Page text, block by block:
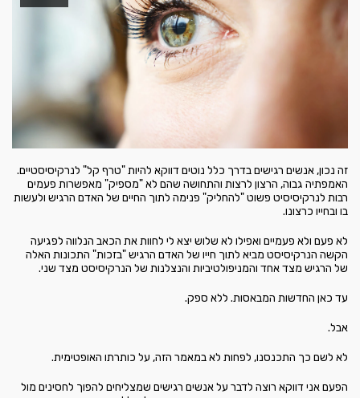
זה נכון, אנשים רגישים בדרך כלל נוטים דווקא להיות "טרף קל" לנרקיסיסטיים.
האמפתיה גבוה, הרצון לרצות והתחושה שהם לא "מספיק" מאפשרות פעמים
רבות לנרקיסיסיט פשוט "להחליק" פנימה לתוך החיים של האדם הרגיש ולעשות
בו ובחייו כרצונו.
לא פעם ולא פעמיים ואפילו לא שלוש יצא לי לחוות את הכאב הנלווה לפגיעה
הקשה הנרקיסיסט מביא לתוך חייו של האדם הרגיש "בזכות" התכונות האלה
של הרגיש מצד אחד והמניפולטיביות והנצלנות של הנרקיסיסט מצד שני.
עד כאן החדשות המבאסות. ללא ספק.
אבל.
לא לשם כך התכנסנו, לפחות לא במאמר הזה, על כותרתו האופטימית.
הפעם אני דווקא רוצה לדבר על אנשים רגישים שמצליחים להפוך לחסינים מול